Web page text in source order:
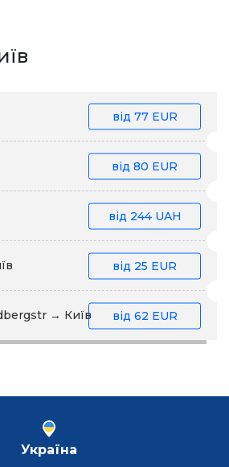
від 77 EUR
від 80 EUR
від 244 UAH
від 25 EUR
→ Київ від 62 EUR
Україна